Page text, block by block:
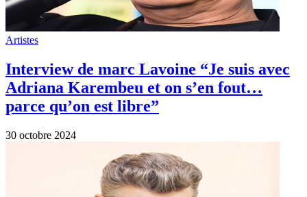
Artistes
Interview de marc Lavoine “Je suis avec
Adriana Karembeu et on s’en fout…
parce qu’on est libre”
30 octobre 2024